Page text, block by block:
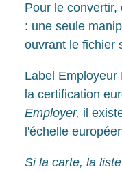
Pour le
: une seule
ouvrant le fichier
Label Employeur
la certification
Employer, il
l'échelle
Si la carte, la